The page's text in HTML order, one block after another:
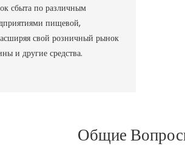
сбыта по различным
пищевой,
свой розничный рынок
и другие средства.
Общие